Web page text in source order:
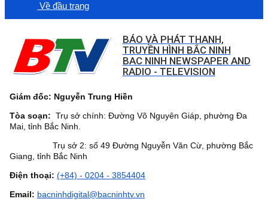
Về đầu trang
BÁO VÀ PHÁT THANH,
TRUYỀN HÌNH BẮC NINH
BAC NINH NEWSPAPER AND
RADIO - TELEVISION
Giám đốc: Nguyễn Trung Hiền
Tòa soạn: Trụ sở chính: Đường Võ Nguyên Giáp, phường Đa
Mai, tỉnh Bắc Ninh.
Trụ sở 2: số 49 Đường Nguyễn Văn Cừ, phường Bắc
Giang, tỉnh Bắc Ninh
Điện thoại: (+84) - 0204 - 3854404
Email: bacninhdigital@bacninhtv.vn